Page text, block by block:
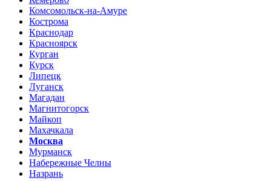
Комсомольск-на-Амуре
Кострома
Краснодар
Красноярск
Курган
Курск
Липецк
Луганск
Магадан
Магнитогорск
Майкоп
Махачкала
Москва
Мурманск
Набережные Челны
Назрань